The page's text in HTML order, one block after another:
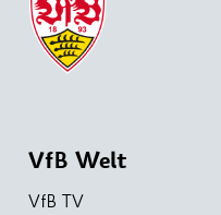
VfB Welt
VfB TV